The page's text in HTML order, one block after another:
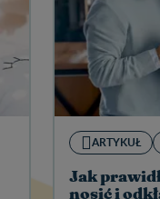
ARTYKUŁ
Jak
nosić i